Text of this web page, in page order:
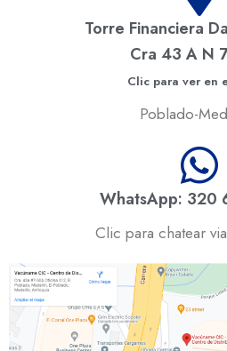
Torre Financiera
Cra 43 A N
Clic para ver en
Poblado-
WhatsApp: 320
Clic para chatear